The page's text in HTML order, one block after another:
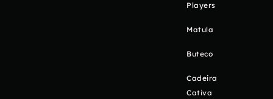
Players
Matula
Buteco
Cadeira
Cativa